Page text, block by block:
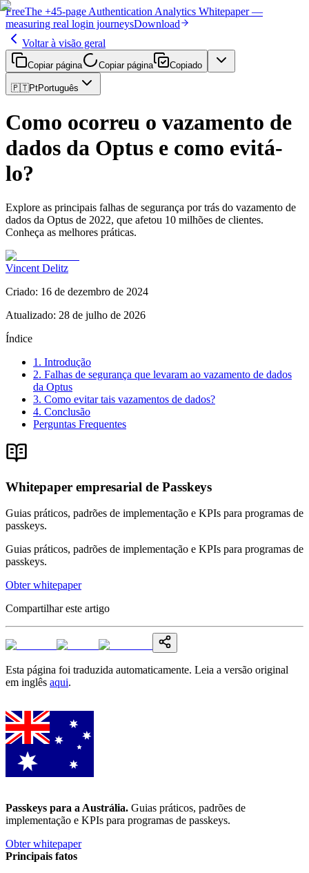
FreeThe +45-page Authentication Analytics Whitepaper —
measuring real login journeysDownload
Voltar à visão geral
Copiar página Copiar página Copiado
🇵🇹PtPortuguês
Como ocorreu o vazamento de
dados da Optus e como evitá-
lo?
Explore as principais falhas de segurança por trás do vazamento de
dados da Optus de 2022, que afetou 10 milhões de clientes.
Conheça as melhores práticas.
Vincent Delitz
Criado: 16 de dezembro de 2024
Atualizado: 28 de julho de 2026
Índice
1. Introdução
2. Falhas de segurança que levaram ao vazamento de dados
da Optus
3. Como evitar tais vazamentos de dados?
4. Conclusão
Perguntas Frequentes
Whitepaper empresarial de Passkeys
Guias práticos, padrões de implementação e KPIs para programas de
passkeys.
Guias práticos, padrões de implementação e KPIs para programas de
passkeys.
Obter whitepaper
Compartilhar este artigo
Esta página foi traduzida automaticamente. Leia a versão original
em inglês aqui.
Passkeys para a Austrália. Guias práticos, padrões de
implementação e KPIs para programas de passkeys.
Obter whitepaper
Principais fatos